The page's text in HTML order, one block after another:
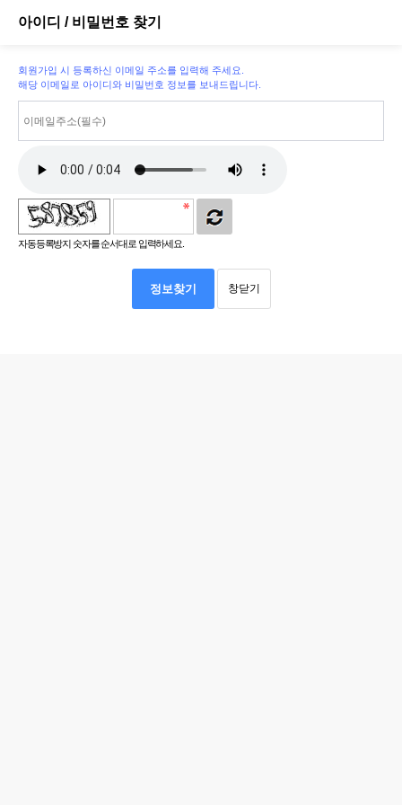
아이디 / 비밀번호 찾기
회원가입 시 등록하신 이메일 주소를 입력해 주세요.
해당 이메일로 아이디와 비밀번호 정보를 보내드립니다.
자동등록방지 숫자를 순서대로 입력하세요.
정보찾기 창닫기